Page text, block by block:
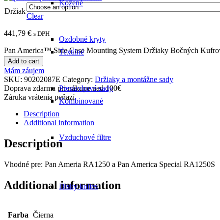
Kožené
Textilné
Kombinované
Ozdobné kryty
Prestavbové sady
Vzduchové filtre
Disky kolies
Držiak
Clear
441,79 € s DPH
Pan America™ Side Case Mounting System Držiaky Bočných
Add to cart
Mám záujem
SKU: 90202087E Category: Držiaky a montážne sady
Doprava zdarma pri nákupe nad 100€
Záruka vrátenia peňazí
Description
Additional information
Description
Vhodné pre: Pan Ameria RA1250 a Pan America Special RA1250S
Additional information
Farba Čierna